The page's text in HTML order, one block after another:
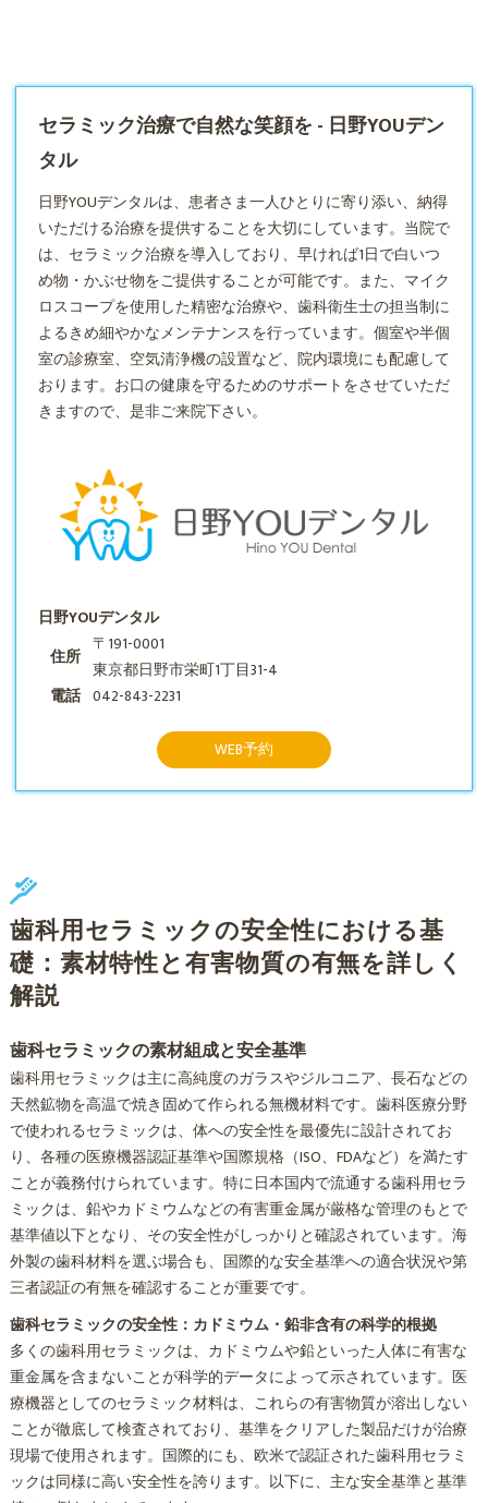
セラミック治療で自然な笑顔を - 日野YOUデン
タル​
日野YOUデンタルは、患者さま一人ひとりに寄り添い、納得
いただける治療を提供することを大切にしています。​当院で
は、 セラミック治療を導入しており、早ければ1日で白いつ
め物・かぶせ物をご提供することが可能です。​また、マイク
ロスコープを使用した精密な治療や、歯科衛生士の担当制に
よるきめ細やかなメンテナンスを行っています。​個室や半個
室の診療室、空気清浄機の設置など、院内環境にも配慮して
おります。​お口の健康を守るためのサポートをさせていただ
きますので、是非ご来院下さい。
日野YOUデンタル
住所
〒191-0001
東京都日野市栄町1丁目31-4
電話 042-843-2231
WEB予約
歯科用セラミックの安全性における基
礎：素材特性と有害物質の有無を詳しく
解説
歯科セラミックの素材組成と安全基準
歯科用セラミックは主に高純度のガラスやジルコニア、長石などの
天然鉱物を高温で焼き固めて作られる無機材料です。歯科医療分野
で使われるセラミックは、体への安全性を最優先に設計されてお
り、各種の医療機器認証基準や国際規格（ISO、FDAなど）を満たす
ことが義務付けられています。特に日本国内で流通する歯科用セラ
ミックは、鉛やカドミウムなどの有害重金属が厳格な管理のもとで
基準値以下となり、その安全性がしっかりと確認されています。海
外製の歯科材料を選ぶ場合も、国際的な安全基準への適合状況や第
三者認証の有無を確認することが重要です。
歯科セラミックの安全性：カドミウム・鉛非含有の科学的根拠
多くの歯科用セラミックは、カドミウムや鉛といった人体に有害な
重金属を含まないことが科学的データによって示されています。医
療機器としてのセラミック材料は、これらの有害物質が溶出しない
ことが徹底して検査されており、基準をクリアした製品だけが治療
現場で使用されます。国際的にも、欧米で認証された歯科用セラミ
ックは同様に高い安全性を誇ります。以下に、主な安全基準と基準